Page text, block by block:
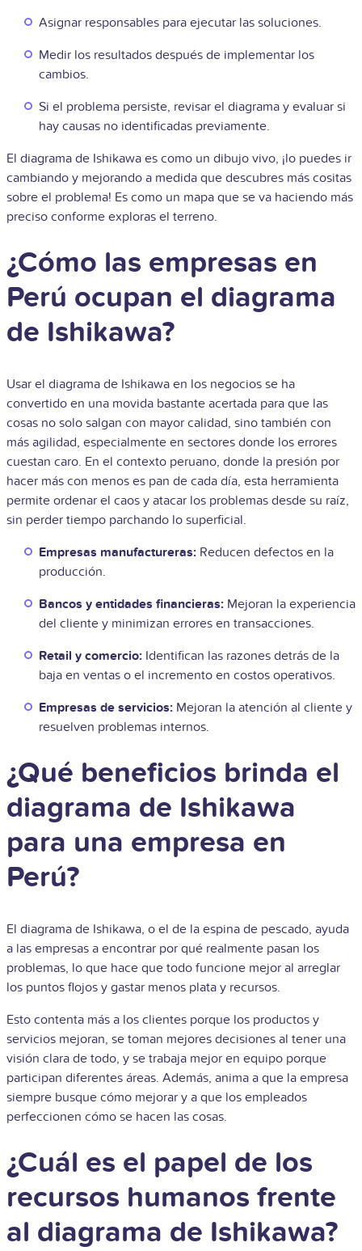
Asignar responsables para ejecutar las soluciones.
Medir los resultados después de implementar los
cambios.
Si el problema persiste, revisar el diagrama y evaluar si
hay causas no identificadas previamente.
El diagrama de Ishikawa es como un dibujo vivo, ¡lo puedes ir
cambiando y mejorando a medida que descubres más cositas
sobre el problema! Es como un mapa que se va haciendo más
preciso conforme exploras el terreno.
¿Cómo las empresas en
Perú ocupan el diagrama
de Ishikawa?
Usar el diagrama de Ishikawa en los negocios se ha
convertido en una movida bastante acertada para que las
cosas no solo salgan con mayor calidad, sino también con
más agilidad, especialmente en sectores donde los errores
cuestan caro. En el contexto peruano, donde la presión por
hacer más con menos es pan de cada día, esta herramienta
permite ordenar el caos y atacar los problemas desde su raíz,
sin perder tiempo parchando lo superficial.
Empresas manufactureras: Reducen defectos en la
producción.
Bancos y entidades financieras: Mejoran la experiencia
del cliente y minimizan errores en transacciones.
Retail y comercio: Identifican las razones detrás de la
baja en ventas o el incremento en costos operativos.
Empresas de servicios: Mejoran la atención al cliente y
resuelven problemas internos.
¿Qué beneficios brinda el
diagrama de Ishikawa
para una empresa en
Perú?
El diagrama de Ishikawa, o el de la espina de pescado, ayuda
a las empresas a encontrar por qué realmente pasan los
problemas, lo que hace que todo funcione mejor al arreglar
los puntos flojos y gastar menos plata y recursos.
Esto contenta más a los clientes porque los productos y
servicios mejoran, se toman mejores decisiones al tener una
visión clara de todo, y se trabaja mejor en equipo porque
participan diferentes áreas. Además, anima a que la empresa
siempre busque cómo mejorar y a que los empleados
perfeccionen cómo se hacen las cosas.
¿Cuál es el papel de los
recursos humanos frente
al diagrama de Ishikawa?